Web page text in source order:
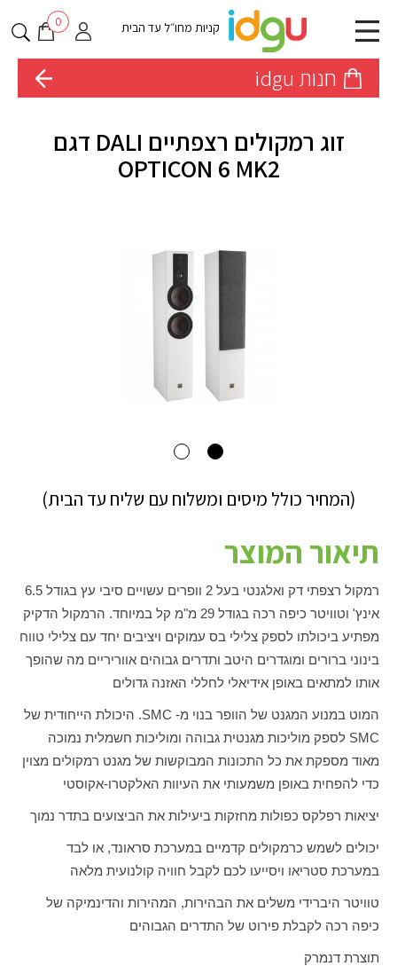
קניות מחו״ל עד הבית 0
חנות idgu
זוג רמקולים רצפתיים DALI דגם
OPTICON 6 MK2
(המחיר כולל מיסים ומשלוח עם שליח עד הבית)
תיאור המוצר
רמקול רצפתי דק ואלגנטי בעל 2 וופרים עשויים סיבי עץ בגודל 6.5
אינץ' וטוויטר כיפה רכה בגודל 29 מ"מ קל במיוחד. הרמקול הדקיק
מפתיע ביכולתו לספק צלילי בס עמוקים ויציבים יחד עם צלילי טווח
בינוני ברורים ומוגדרים היטב ותדרים גבוהים אווריריים מה שהופך
אותו למתאים באופן אידיאלי לחללי האזנה גדולים
המוט במנוע המגנט של הוופר בנוי מ- SMC. היכולת הייחודית של
SMC לספק מוליכות מגנטית גבוהה ומוליכות חשמלית נמוכה
מאוד מספקת את כל התכונות המבוקשות של מגנט רמקולים מצוין
כדי להפחית באופן משמעותי את העיוות האלקטרו-אקוסטי
יציאות רפלקס כפולות מחזקות ביעילות את הביצועים בתדר נמוך
יכולים לשמש כרמקולים קדמיים במערכת סראונד, או לבד
במערכת סטריאו ויסייעו לכם לקבל חוויה קולנועית מלאה
טוויטר היברידי משלים את הבהירות, המהירות והדינמיקה של
כיפה רכה לקבלת פירוט של התדרים הגבוהים
תוצרת דנמרק